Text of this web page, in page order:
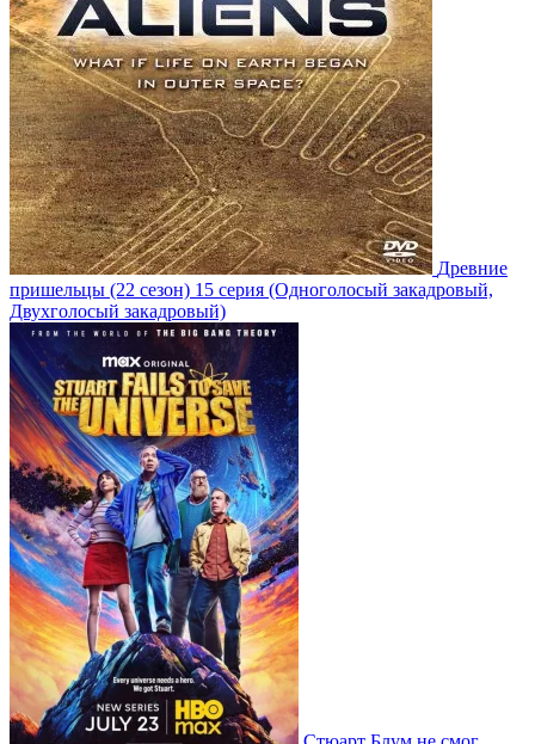
Древние
пришельцы (22 сезон) 15 серия (Одноголосый закадровый,
Двухголосый закадровый)